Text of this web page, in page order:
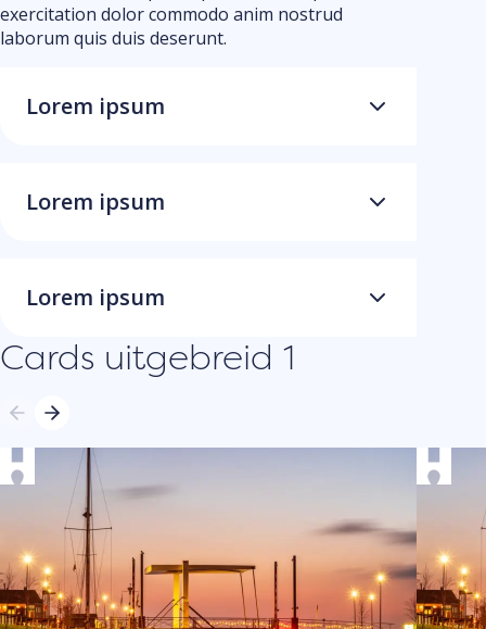
exercitation dolor commodo anim nostrud
laborum quis duis deserunt.
Lorem ipsum
Lorem ipsum
Lorem ipsum
Cards uitgebreid 1